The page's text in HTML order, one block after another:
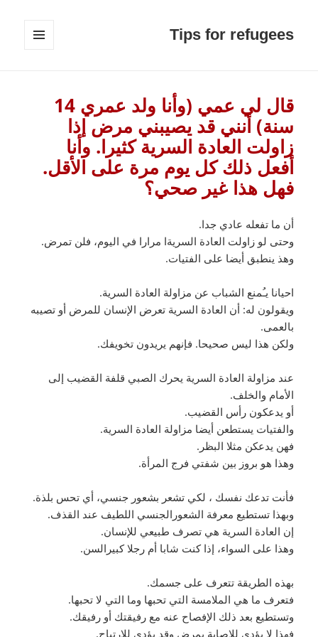
Tips for refugees
قال لي عمي (وأنا ولد عمري 14
سنة) أنني قد يصيبني مرض إذا
زاولت العادة السرية كثيرا. وأنا
أفعل ذلك كل يوم مرة على الأقل.
فهل هذا غير صحي؟
أن ما تفعله عادي جدا.
وحتى لو زاولت العادة السريةا مرارا في اليوم، فلن تمرض.
وهذ ينطبق أيضا على الفتيات.
احيانا يـُمنع الشباب عن مزاولة العادة السرية.
ويقولون له: أن العادة السرية تعرض الإنسان للمرض أو تصيبه
بالعمى.
ولكن هذا ليس صحيحا. فإنهم يريدون تخويفك.
عند مزاولة العادة السرية يحرك الصبي قلفة القضيب إلى
الأمام والخلف.
أو يدعكون رأس القضيب.
والفتيات يستطعن أيضا مزاولة العادة السرية.
فهن يدعكن مثلا البظر.
وهذا هو بروز بين شفتي فرج المرأة.
فأنت تدعك نفسك ، لكي تشعر بشعور جنسي، أي تحس بلذة.
وبهذا تستطيع معرفة الشعورالجنسي اللطيف عند القذف.
إن العادة السرية هي تصرف طبيعي للإنسان.
وهذا على السواء، إذا كنت شابا أم رجلا كبيرالسن.
بهذه الطريقة تتعرف على جسمك.
فتعرف ما هي الملامسة التي تحبها وما التي لا تحبها.
وتستطيع بعد ذلك الإفصاح عنه مع رفيقتك أو رفيقك.
فهذا لا يؤدي للإصابة بمرض وقد يؤدي للارتياح.